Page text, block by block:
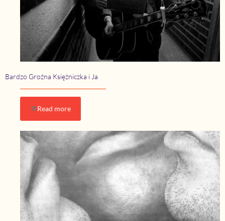
Bardzo Groźna Księżniczka i Ja
Read more